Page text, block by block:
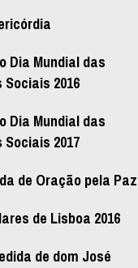
Dia Mundial das
2016
Dia Mundial das
2017
de Oração pela Paz
de Lisboa 2016
de dom José